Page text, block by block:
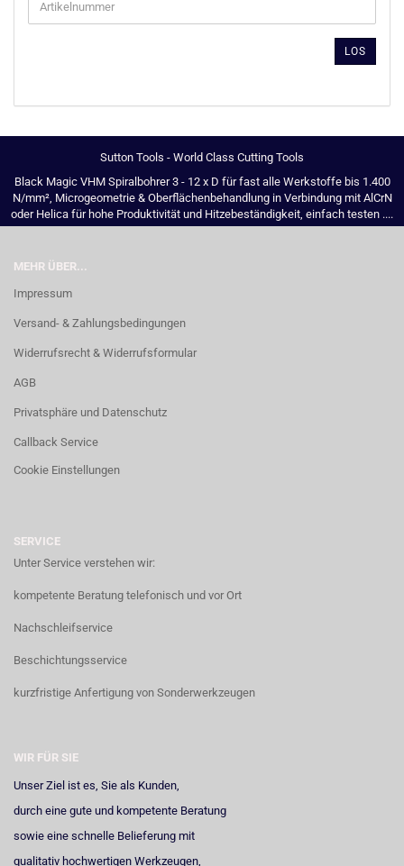
SIE
DIE
EIN.
LOS
Sutton Tools - World Class Cutting Tools
Black Magic VHM Spiralbohrer 3 - 12 x D für fast alle Werkstoffe bis 1.400
N/mm², Microgeometrie & Oberflächenbehandlung in Verbindung mit AlCrN
oder Helica für hohe Produktivität und Hitzebeständigkeit, einfach testen ....
MEHR ÜBER...
Impressum
Versand- & Zahlungsbedingungen
Widerrufsrecht & Widerrufsformular
AGB
Privatsphäre und Datenschutz
Callback Service
Cookie Einstellungen
SERVICE
Unter Service verstehen wir:
kompetente Beratung telefonisch und vor Ort
Nachschleifservice
Beschichtungsservice
kurzfristige Anfertigung von Sonderwerkzeugen
WIR FÜR SIE
Unser Ziel ist es, Sie als Kunden,
durch eine gute und kompetente Beratung
sowie eine schnelle Belieferung mit
qualitativ hochwertigen Werkzeugen,